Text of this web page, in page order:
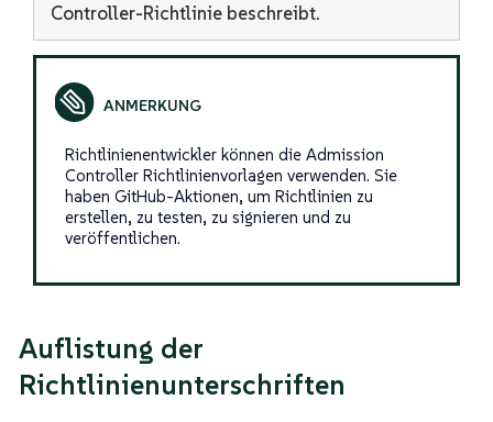
Controller-Richtlinie beschreibt.
Richtlinienentwickler können die Admission
Controller Richtlinienvorlagen verwenden. Sie
haben GitHub-Aktionen, um Richtlinien zu
erstellen, zu testen, zu signieren und zu
veröffentlichen.
Auflistung der
Richtlinienunterschriften